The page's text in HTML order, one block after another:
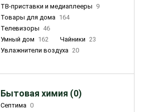
ТВ-приставки и медиаплееры 9
Товары для дома 164
Телевизоры 46
Умный дом 162 Чайники 23
Увлажнители воздуха 20
Бытовая химия (0)
Септима 0